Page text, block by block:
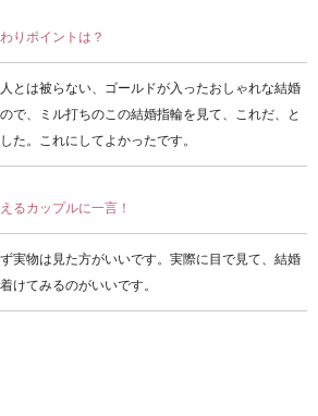
りポイントは？
とは被らない、ゴールドが入ったおしゃれな結婚
で、ミル打ちのこの結婚指輪を見て、これだ、と
た。これにしてよかったです。
るカップルに一言！
実物は見た方がいいです。実際に目で見て、結婚
けてみるのがいいです。